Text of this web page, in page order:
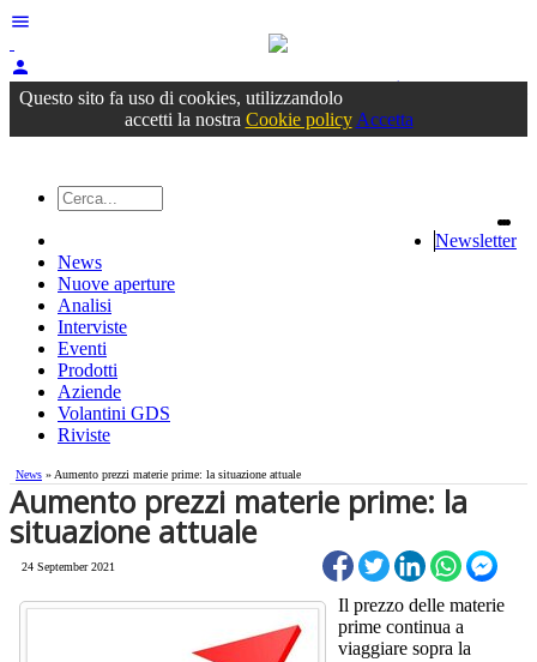
menu
person
Accedioppure registrati
Questo sito fa uso di cookies, utilizzandolo
accetti la nostra Cookie policy Accetta
Newsletter
News
Nuove aperture
Analisi
Interviste
Eventi
Prodotti
Aziende
Volantini GDS
Riviste
News » Aumento prezzi materie prime: la situazione attuale
Aumento prezzi materie prime: la
situazione attuale
24 September 2021
Il prezzo delle materie
prime continua a
viaggiare sopra la